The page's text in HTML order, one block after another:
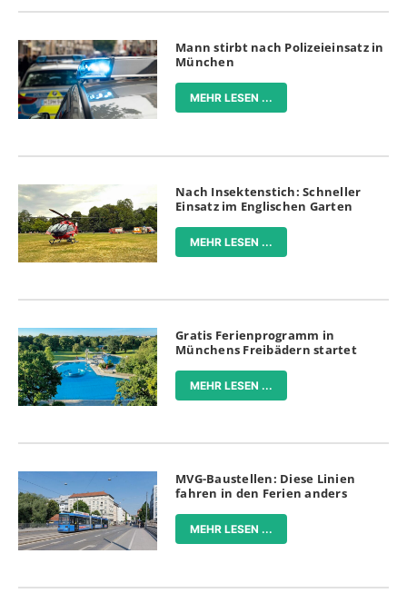
Mann stirbt nach Polizeieinsatz in
München
MEHR LESEN ...
Nach Insektenstich: Schneller
Einsatz im Englischen Garten
MEHR LESEN ...
Gratis Ferienprogramm in
Münchens Freibädern startet
MEHR LESEN ...
MVG-Baustellen: Diese Linien
fahren in den Ferien anders
MEHR LESEN ...